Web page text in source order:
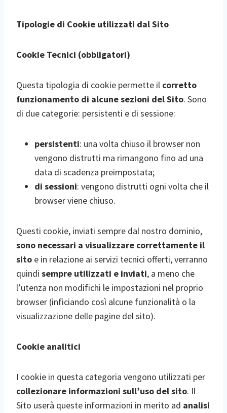
Tipologie di Cookie utilizzati dal Sito
Cookie Tecnici (obbligatori)
Questa tipologia di cookie permette il corretto
funzionamento di alcune sezioni del Sito. Sono
di due categorie: persistenti e di sessione:
persistenti: una volta chiuso il browser non
vengono distrutti ma rimangono fino ad una
data di scadenza preimpostata;
di sessioni: vengono distrutti ogni volta che il
browser viene chiuso.
Questi cookie, inviati sempre dal nostro dominio,
sono necessari a visualizzare correttamente il
sito e in relazione ai servizi tecnici offerti, verranno
quindi sempre utilizzati e inviati, a meno che
l’utenza non modifichi le impostazioni nel proprio
browser (inficiando così alcune funzionalità o la
visualizzazione delle pagine del sito).
Cookie analitici
I cookie in questa categoria vengono utilizzati per
collezionare informazioni sull’uso del sito. Il
Sito userà queste informazioni in merito ad analisi